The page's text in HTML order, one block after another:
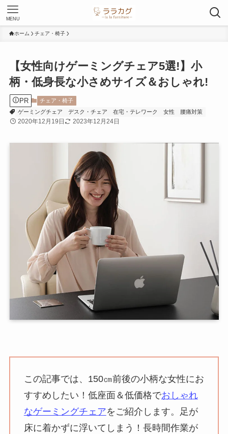
MENU
ホーム チェア・椅子
【女性向けゲーミングチェア5選!】小
柄・低身長な小さめサイズ＆おしゃれ!
PR
チェア・椅子
ゲーミングチェア
デスク・チェア 在宅・テレワーク 女性 腰痛対策
2020年12月19日 2023年12月24日
この記事では、150㎝前後の小柄な女性にお
すすめしたい！低座面＆低価格でおしゃれ
なゲーミングチェアをご紹介します。足が
床に着かずに浮いてしまう！長時間作業が